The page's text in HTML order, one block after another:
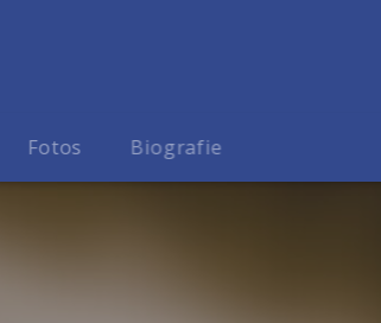
Fotos Biografie